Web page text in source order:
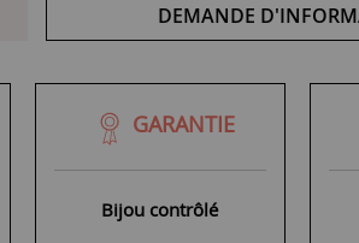
DEMANDE
GARANTIE
Bijou contrôlé